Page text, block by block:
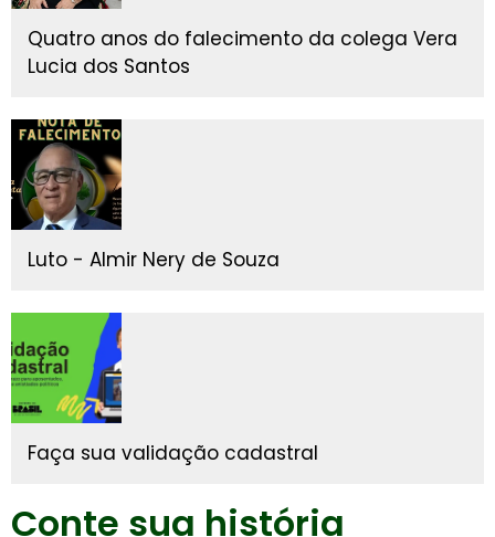
Quatro anos do falecimento da colega Vera
Lucia dos Santos
Luto - Almir Nery de Souza
Faça sua validação cadastral
Conte sua história